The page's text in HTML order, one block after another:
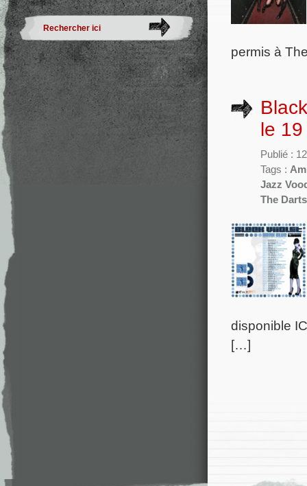
permis à
le
Publié :
Tags :
Jazz
The Darts
disponible
[…]